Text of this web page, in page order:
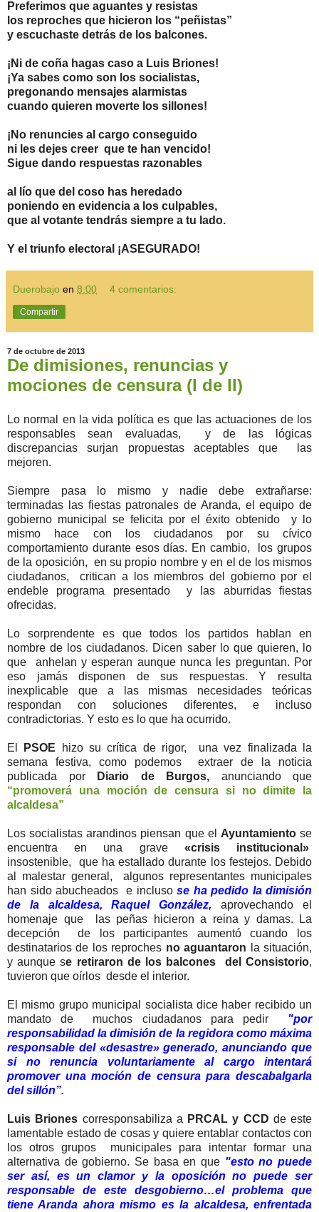
Preferimos que aguantes y resistas
los reproches que hicieron los “peñistas”
y escuchaste detrás de los balcones.
¡Ni de coña hagas caso a Luis Briones!
¡Ya sabes como son los socialistas,
pregonando mensajes alarmistas
cuando quieren moverte los sillones!
¡No renuncies al cargo conseguido
ni les dejes creer que te han vencido!
Sigue dando respuestas razonables
al lío que del coso has heredado
poniendo en evidencia a los culpables,
que al votante tendrás siempre a tu lado.
Y el triunfo electoral ¡ASEGURADO!
Duerobajo en 8:00 4 comentarios:
Compartir
7 de octubre de 2013
De dimisiones, renuncias y
mociones de censura (I de II)
Lo normal en la vida política es que las actuaciones de los
responsables sean evaluadas, y de las lógicas
discrepancias surjan propuestas aceptables que las
mejoren.
Siempre pasa lo mismo y nadie debe extrañarse:
terminadas las fiestas patronales de Aranda, el equipo de
gobierno municipal se felicita por el éxito obtenido y lo
mismo hace con los ciudadanos por su cívico
comportamiento durante esos días. En cambio, los grupos
de la oposición, en su propio nombre y en el de los mismos
ciudadanos, critican a los miembros del gobierno por el
endeble programa presentado y las aburridas fiestas
ofrecidas.
Lo sorprendente es que todos los partidos hablan en
nombre de los ciudadanos. Dicen saber lo que quieren, lo
que anhelan y esperan aunque nunca les preguntan. Por
eso jamás disponen de sus respuestas. Y resulta
inexplicable que a las mismas necesidades teóricas
respondan con soluciones diferentes, e incluso
contradictorias. Y esto es lo que ha ocurrido.
El PSOE hizo su crítica de rigor, una vez finalizada la
semana festiva, como podemos extraer de la noticia
publicada por
Diario de Burgos, anunciando que
“promoverá una moción de censura si no dimite la
alcaldesa”
Los socialistas arandinos piensan que el Ayuntamientose
encuentra en una grave «crisis institucional»
insostenible, que ha estallado durante los festejos. Debido
al malestar general, algunos representantes municipales
han sido abucheados e incluso se ha pedido la dimisión
de la alcaldesa, Raquel González, aprovechando el
homenaje que las peñas hicieron a reina y damas. La
decepción de los participantes aumentó cuando los
destinatarios de los reproches no aguantaron la situación,
y aunque se retiraron de los balcones del Consistorio,
tuvieron que oírlos desde el interior.
El mismo grupo municipal socialista dice haber recibido un
mandato de muchos ciudadanos para pedir "por
responsabilidad la dimisión de la regidora como máxima
responsable del «desastre» generado, anunciando que
si no renuncia voluntariamente al cargo intentará
promover una moción de censura para descabalgarla
del sillón”.
Luis Briones corresponsabiliza a PRCAL y CCD de este
lamentable estado de cosas y quiere entablar contactos con
los otros grupos municipales para intentar formar una
alternativa de gobierno. Se basa en que "esto no puede
ser así, es un clamor y la oposición no puede ser
responsable de este desgobierno…el problema que
tiene Aranda ahora mismo es la alcaldesa, enfrentada